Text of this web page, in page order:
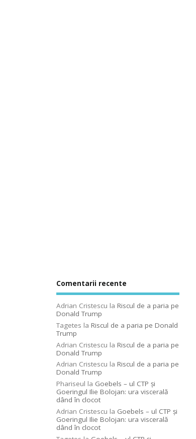
Comentarii recente
Adrian Cristescu la Riscul de a paria pe
Donald Trump
Tagetes la Riscul de a paria pe Donald
Trump
Adrian Cristescu la Riscul de a paria pe
Donald Trump
Adrian Cristescu la Riscul de a paria pe
Donald Trump
Phariseul la Goebels – ul CTP şi
Goeringul Ilie Bolojan: ura viscerală
dând în clocot
Adrian Cristescu la Goebels – ul CTP şi
Goeringul Ilie Bolojan: ura viscerală
dând în clocot